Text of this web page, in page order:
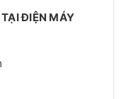
ĐIỆN MÁY